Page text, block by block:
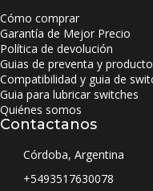
Cómo comprar
Garantía de Mejor Precio
Política de devolución
Guias de preventa y
Compatibilidad y guia de
Guia para lubricar switches
Quiénes somos
Contactanos
Córdoba, Argentina
+5493517630078